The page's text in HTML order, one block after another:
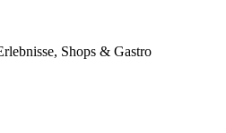
Shops & Gastro